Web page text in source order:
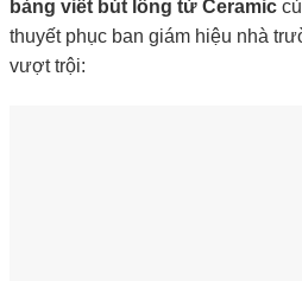
bảng viết bút lông từ Ceramic
thuyết phục ban giám hiệu nhà
vượt trội: